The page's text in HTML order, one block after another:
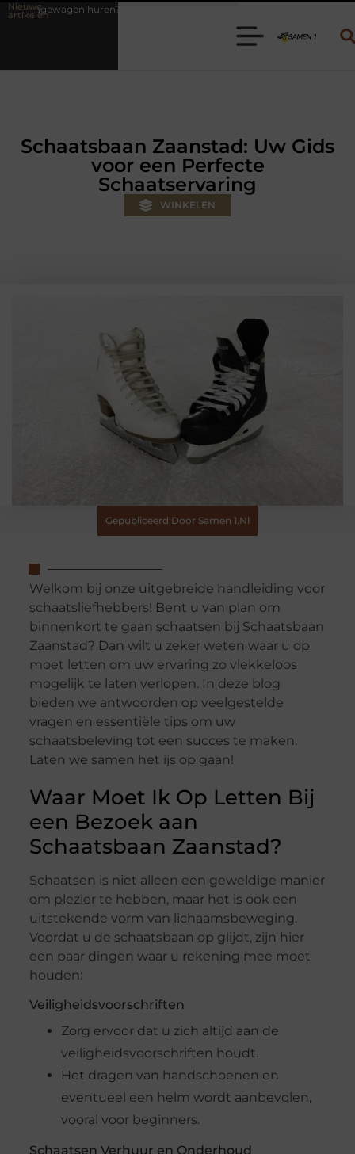
Nieuwe
artikelen
Kies de juiste aanhanger voor jouw klus
Schaatsbaan Zaanstad: Uw Gids
voor een Perfecte
Schaatservaring
WINKELEN
Gepubliceerd Door Samen 1.nl
Welkom bij onze uitgebreide handleiding voor
schaatsliefhebbers! Bent u van plan om
binnenkort te gaan schaatsen bij Schaatsbaan
Zaanstad? Dan wilt u zeker weten waar u op
moet letten om uw ervaring zo vlekkeloos
mogelijk te laten verlopen. In deze blog
bieden we antwoorden op veelgestelde
vragen en essentiële tips om uw
schaatsbeleving tot een succes te maken.
Laten we samen het ijs op gaan!
Waar Moet Ik Op Letten Bij
een Bezoek aan
Schaatsbaan Zaanstad?
Schaatsen is niet alleen een geweldige manier
om plezier te hebben, maar het is ook een
uitstekende vorm van lichaamsbeweging.
Voordat u de schaatsbaan op glijdt, zijn hier
een paar dingen waar u rekening mee moet
houden:
Veiligheidsvoorschriften
Zorg ervoor dat u zich altijd aan de
veiligheidsvoorschriften houdt.
Het dragen van handschoenen en
eventueel een helm wordt aanbevolen,
vooral voor beginners.
Schaatsen Verhuur en Onderhoud